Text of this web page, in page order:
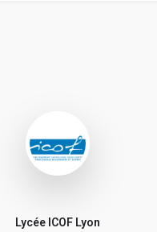
Lycée ICOF Lyon